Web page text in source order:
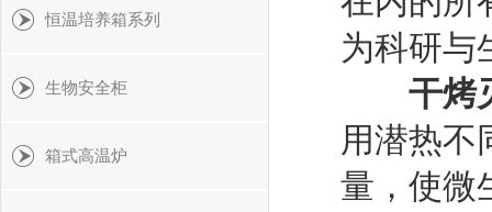
为科研与
干烤
用潜热不
量，使微
恒温培养箱系列
生物安全柜
箱式高温炉